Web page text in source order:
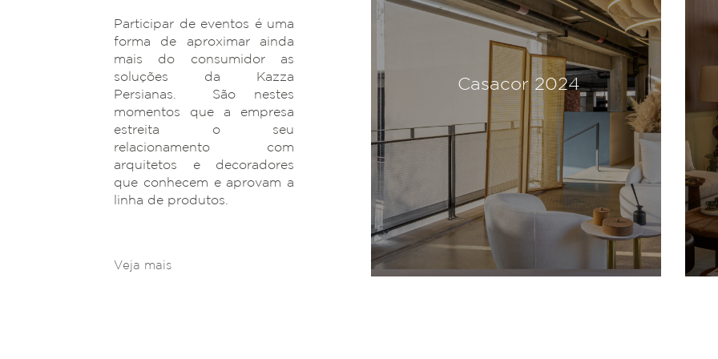
Participar de eventos é uma
forma de aproximar ainda
mais do consumidor as
soluções da Kazza
Persianas. São nestes
momentos que a empresa
estreita o seu
relacionamento com
arquitetos e decoradores
que conhecem e aprovam a
linha de produtos.
Veja mais
Casacor 2024